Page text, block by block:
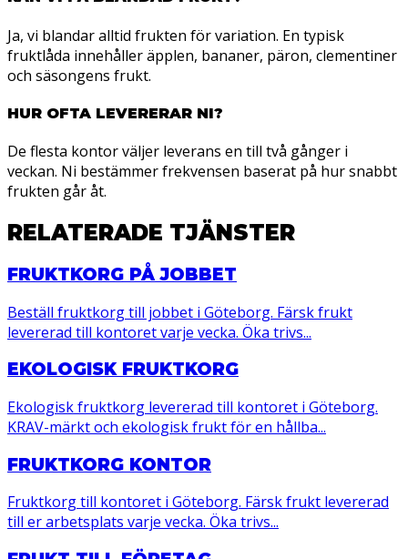
Ja, vi blandar alltid frukten för variation. En typisk
fruktlåda innehåller äpplen, bananer, päron, clementiner
och säsongens frukt.
HUR OFTA LEVERERAR NI?
De flesta kontor väljer leverans en till två gånger i
veckan. Ni bestämmer frekvensen baserat på hur snabbt
frukten går åt.
RELATERADE TJÄNSTER
FRUKTKORG PÅ JOBBET
Beställ fruktkorg till jobbet i Göteborg. Färsk frukt
levererad till kontoret varje vecka. Öka trivs...
EKOLOGISK FRUKTKORG
Ekologisk fruktkorg levererad till kontoret i Göteborg.
KRAV-märkt och ekologisk frukt för en hållba...
FRUKTKORG KONTOR
Fruktkorg till kontoret i Göteborg. Färsk frukt levererad
till er arbetsplats varje vecka. Öka trivs...